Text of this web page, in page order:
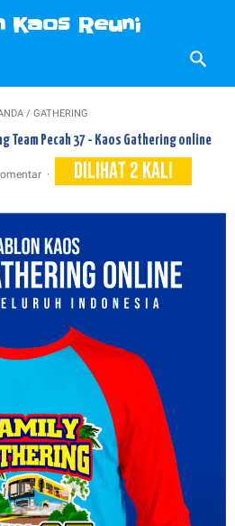
Kaos Reuni
/ GATHERING
Team Pecah 37 - Kaos Gathering online
DiLihat 2 Kali